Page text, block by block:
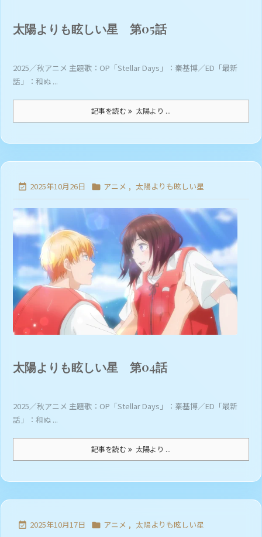
太陽よりも眩しい星 第05話
2025／秋アニメ 主題歌：OP「Stellar Days」：秦基博／ED「最新
話」：和ぬ ...
記事を読む 太陽より ...
 2025年10月26日  アニメ , 太陽よりも眩しい星
太陽よりも眩しい星 第04話
2025／秋アニメ 主題歌：OP「Stellar Days」：秦基博／ED「最新
話」：和ぬ ...
記事を読む 太陽より ...
 2025年10月17日  アニメ , 太陽よりも眩しい星